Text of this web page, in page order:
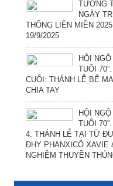
TƯỜNG
NGÀY
THỐNG LIÊN MIỀN
19/9/2025
HỘI NGỘ
TUỔI
CUỐI: THÁNH LỄ BẾ
CHIA TAY
HỘI NGỘ
TUỔI
4: THÁNH LỄ TẠI TỪ
ĐHY PHANXICÔ XAVIE
NGHIỆM THUYỀN